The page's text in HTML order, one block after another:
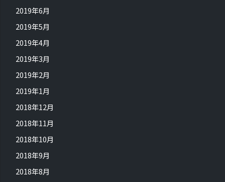
2019年6月
2019年5月
2019年4月
2019年3月
2019年2月
2019年1月
2018年12月
2018年11月
2018年10月
2018年9月
2018年8月